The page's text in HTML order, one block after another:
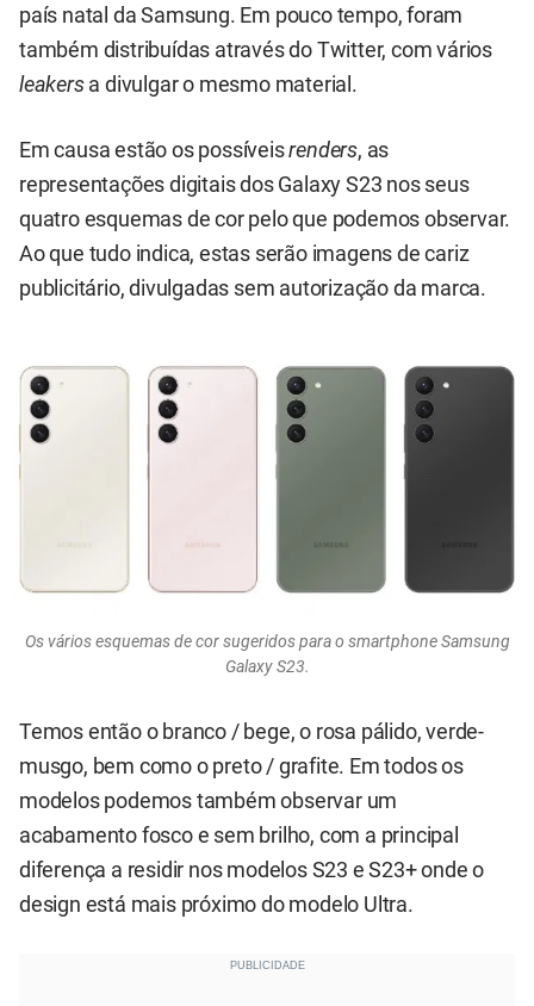
país natal da Samsung. Em pouco tempo, foram
também distribuídas através do Twitter, com vários
leakersa divulgar o mesmo material.
Em causa estão os possíveisrenders, as
representações digitais dos Galaxy S23 nos seus
quatro esquemas de cor pelo que podemos observar.
Ao que tudo indica, estas serão imagens de cariz
publicitário, divulgadas sem autorização da marca.
Os vários esquemas de cor sugeridos para o smartphone Samsung
Galaxy S23.
Temos então o branco / bege, o rosa pálido, verde-
musgo, bem como o preto / grafite. Em todos os
modelos podemos também observar um
acabamento fosco e sem brilho, com a principal
diferença a residir nos modelos S23 e S23+ onde o
design está mais próximo do modelo Ultra.